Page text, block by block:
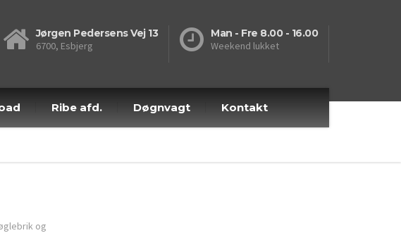
Jørgen Pedersens Vej 13
6700, Esbjerg
Man - Fre 8.00 - 16.00
Weekend lukket
Ribe afd. Døgnvagt Kontakt
og